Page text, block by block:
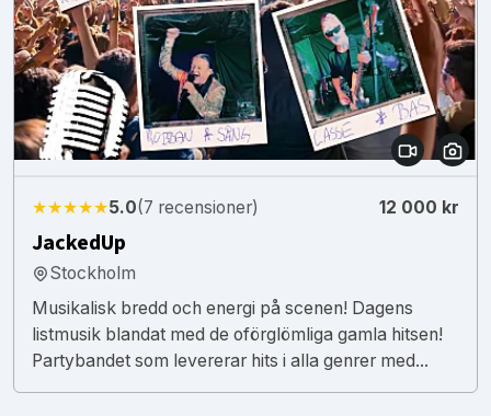
★★★★★5.0(7 recensioner) 12 000 kr
JackedUp
Stockholm
Musikalisk bredd och energi på scenen! Dagens
listmusik blandat med de oförglömliga gamla hitsen!
Partybandet som levererar hits i alla genrer med...